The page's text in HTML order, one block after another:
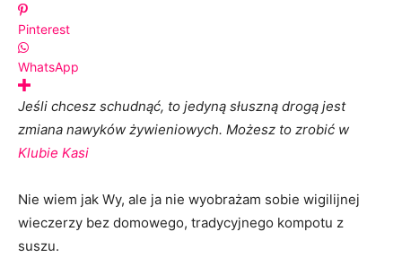
Pinterest
WhatsApp
Jeśli chcesz schudnąć, to jedyną słuszną drogą jest
zmiana nawyków żywieniowych. Możesz to zrobić w
Klubie Kasi
Nie wiem jak Wy, ale ja nie wyobrażam sobie wigilijnej
wieczerzy bez domowego, tradycyjnego kompotu z
suszu.